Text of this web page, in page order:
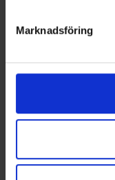
Vi använder
för sociala medier
vidarebefordrar
annons- och
Dessa kan i sin tur
samlat in när du har
Marknadsföring